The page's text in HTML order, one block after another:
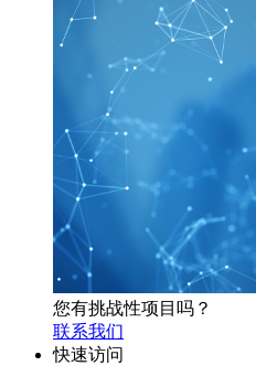
您有挑战性项目吗？
联系我们
快速访问